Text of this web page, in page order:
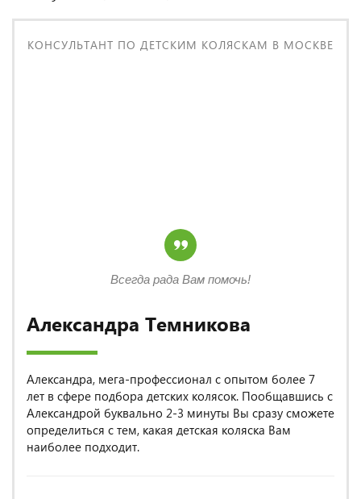
КОНСУЛЬТАНТ ПО ДЕТСКИМ КОЛЯСКАМ В МОСКВЕ
Александра Темникова
Александра, мега-профессионал с опытом более 7
лет в сфере подбора детских колясок. Пообщавшись с
Александрой буквально 2-3 минуты Вы сразу сможете
определиться с тем, какая детская коляска Вам
наиболее подходит.
Всегда рада Вам помочь!